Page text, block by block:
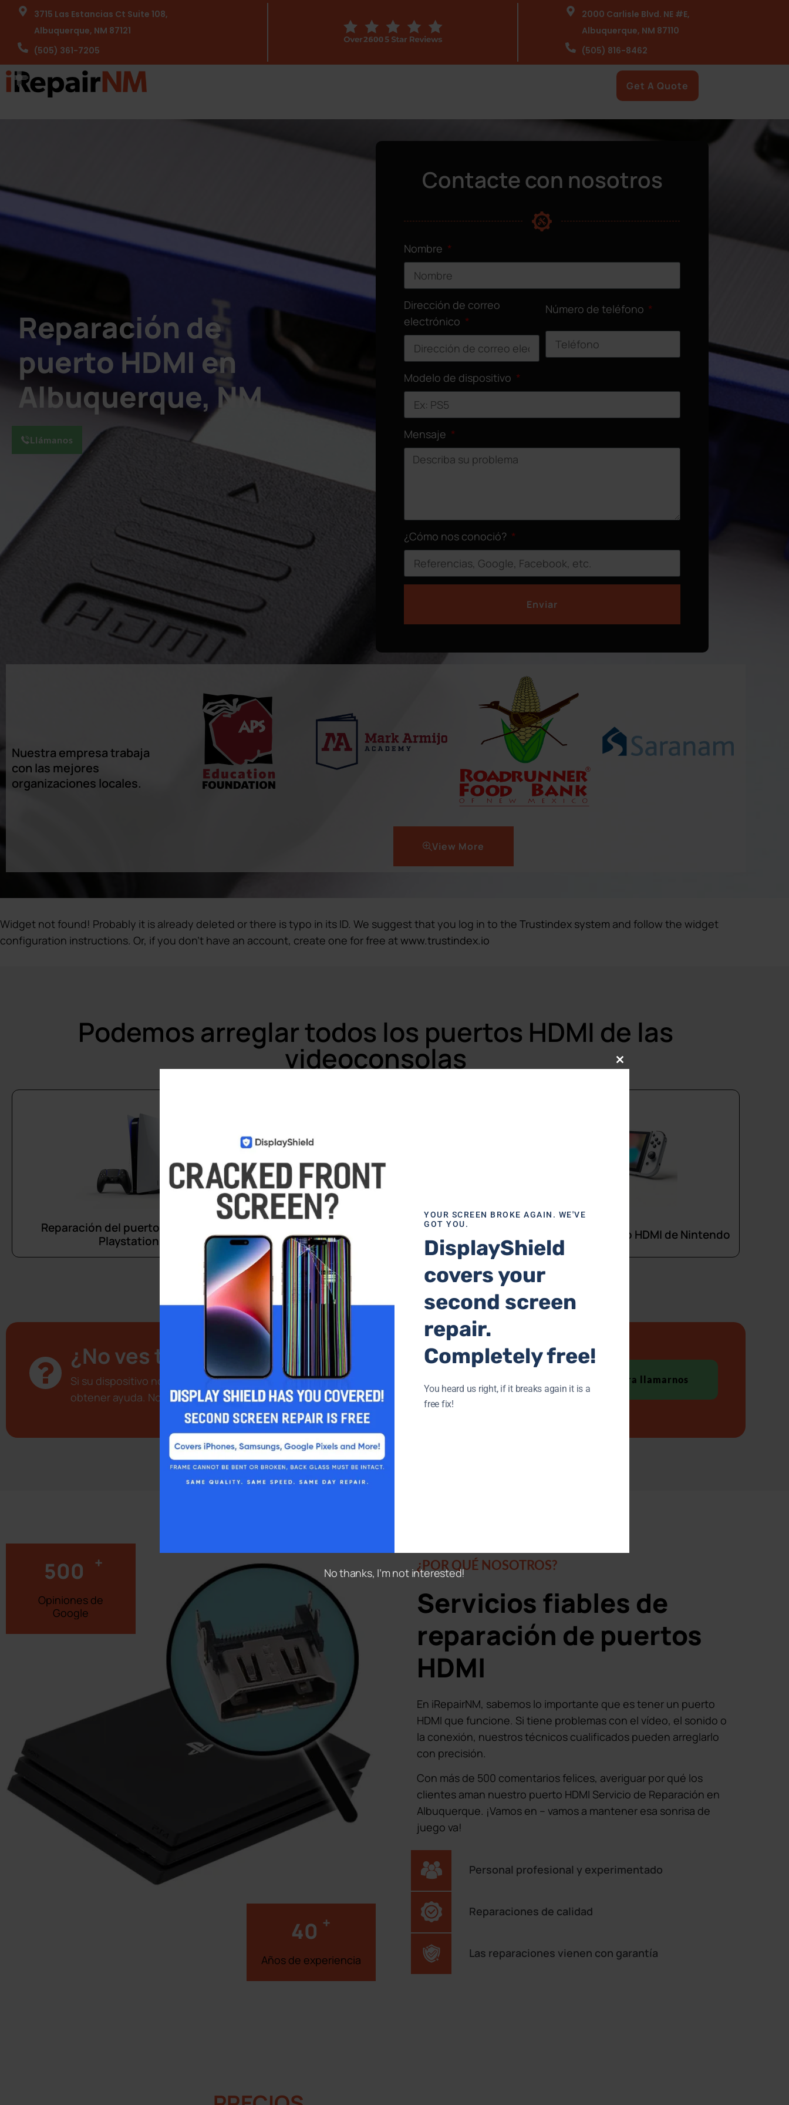
3715 Las Estancias Ct Suite 108,
Albuquerque, NM 87121
(505) 361-7205
2000 Carlisle Blvd. NE #E,
Albuquerque, NM 87110
(505) 816-8462
Get A Quote
Reparación de
puerto HDMI en
Albuquerque, NM
Llámanos
Contacte con nosotros
Nombre
Dirección de correo
electrónico
Número de teléfono
Modelo de dispositivo
Mensaje
¿Cómo nos conoció?
Enviar
Nuestra empresa trabaja
con las mejores
organizaciones locales.
View More
Widget not found! Probably it is already deleted or there is typo in its ID. We suggest that you log in to the Trustindex system and follow the widget
configuration instructions. Or, if you don't have an account, create one for free atwww.trustindex.io
Podemos arreglar todos los puertos HDMI de las
videoconsolas
Reparación del puerto HDMI de la
Playstation
Reparación del puerto HDMI de Xbox Reparación del puerto HDMI de Nintendo
¿No ves tu dispositivo?
Si su dispositivo no aparece en la lista, póngase en contacto con nosotros para
obtener ayuda. No dude en hacernos cualquier pregunta.
Haga clic para llamarnos
500 +
Opiniones de
Google
40 +
Años de experiencia
¿POR QUÉ NOSOTROS?
Servicios fiables de
reparación de puertos
HDMI
En iRepairNM, sabemos lo importante que es tener un puerto
HDMI que funcione. Si tiene problemas con el vídeo, el sonido o
la conexión, nuestros técnicos cualificados pueden arreglarlo
con precisión.
Con más de 500 comentarios felices, averiguar por qué los
clientes aman nuestro puerto HDMI Servicio de Reparación en
Albuquerque. ¡Vamos en – vamos a mantener esa sonrisa de
juego va!
Personal profesional y experimentado
Reparaciones de calidad
Las reparaciones vienen con garantía
Close this module
YOUR SCREEN BROKE AGAIN. WE'VE
GOT YOU.
DisplayShield
covers your
second screen
repair.
Completely free!
You heard us right, if it breaks again it is a
free fix!
No thanks, I’m not interested!